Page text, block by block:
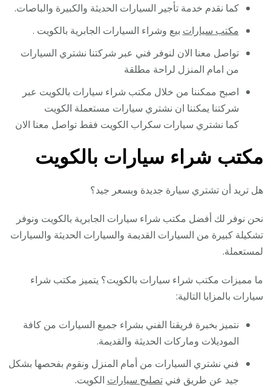
كما نقدم خدمة تأجير السيارات الحديثة والكبيرة والباصات.
مكتب سيارات بيع وشراء السيارات الجابرية بالكويت .
تواصل معنا الان لنوفر فني عبر شركتنا نشتري السيارات
من امام المنزل لراحة مطلقة
اصبح ممكننا من خلال مكتب شراء سيارات بالكويت عبر
شركتنا يمكننا ان نشتري سيارات مستعملة الكويت
كما نشتري سيارات سكراب الكويت فقط تواصل معنا الان
مكتب شراء سيارات بالكويت
هل تريد أن تشتري سيارة جديدة وبسعر جيد؟
نحن نوفر لك أفضل مكتب شراء سيارات الجابرية بالكويت ونوفر
تشكيلة كبيرة من السيارات القديمة والسيارات الحديثة والسيارات
لمستعملة.
ما مميزات مكتب شراء سيارات بالكويت؟ يتميز مكتب شراء
سيارات بالمزايا التالية:
نتميز بخبرة فريقنا الفني بشراء جميع السيارات من كافة
الموديلات وماركات الحديثة والقديمة.
فني نشتري السيارات من أمام المنزل ونقوم بفحصها بشكل
جيد عن طريق فنيتصليح سيارات الكويت.